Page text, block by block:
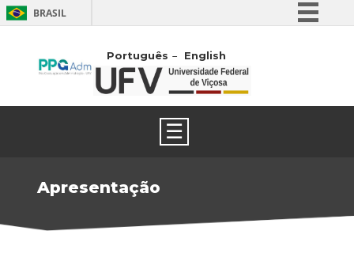
BRASIL
Comunica BR
Participe
Português English
☰
Apresentação